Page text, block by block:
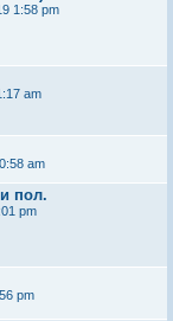
1:58 pm
am
am
пол.
pm
pm